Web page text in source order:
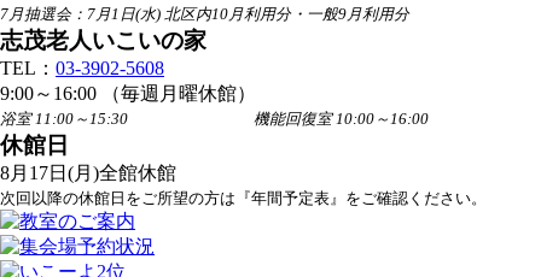
7月抽選会：7月1日(水) 北区内10月利用分・一般9月利用分
志茂老人いこいの家
TEL： 03-3902-5608
9:00～16:00 （毎週月曜休館）
浴室 11:00～15:30 機能回復室 10:00～16:00
休館日
8月17日(月)全館休館
次回以降の休館日をご所望の方は『年間予定表』をご確認ください。